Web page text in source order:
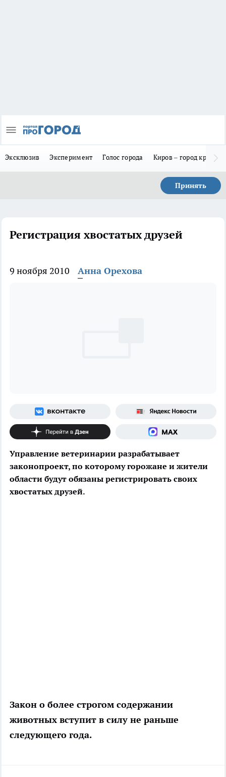
Эксклюзив Эксперимент Голос города Киров – город
Принять
Регистрация хвостатых друзей
9 ноября 2010 Анна Орехова
Управление ветеринарии разрабатывает
законопроект, по которому горожане и жители
области будут обязаны регистрировать своих
хвостатых друзей.
Закон о более строгом содержании
животных вступит в силу не раньше
следующего года.